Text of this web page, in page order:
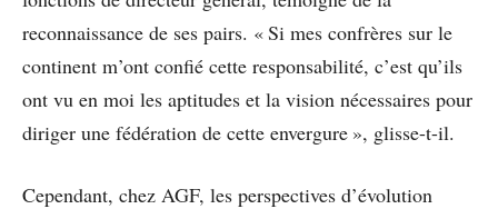
reconnaissance de ses pairs. « Si mes confrères sur le
continent m’ont confié cette responsabilité, c’est qu’ils
ont vu en moi les aptitudes et la vision nécessaires pour
diriger une fédération de cette envergure », glisse-t-il.
Cependant, chez AGF, les perspectives d’évolution